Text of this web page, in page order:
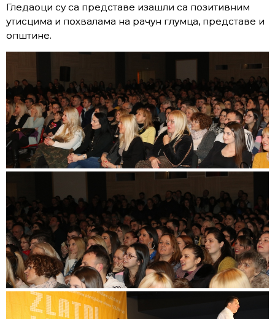
Гледаоци су са представе изашли са позитивним
утисцима и похвалама на рачун глумца, представе и
општине.